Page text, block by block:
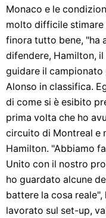
Monaco e le
molto difficile stimare
finora tutto bene, "ha
difendere, Hamilton,
guidare il
Alonso in classifica.
di come si è esibito
prima volta che ho
circuito di Montreal e
Hamilton. "Abbiamo
Unito con il nostro
ho guardato alcune
battere la cosa
lavorato sul set-up,